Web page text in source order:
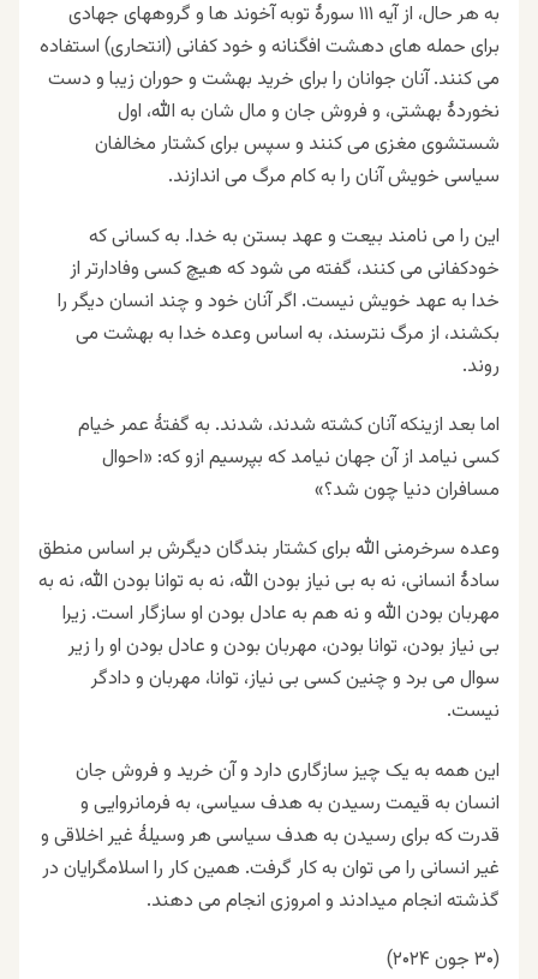
به هر حال، از آیه ۱۱۱ سورۀ توبه آخوند ها و گروههای جهادی
برای حمله های دهشت افگنانه و خود کفانی (انتحاری) استفاده
می کنند. آنان جوانان را برای خرید بهشت و حوران زیبا و دست
نخوردۀ بهشتی، و فروش جان و مال شان به الله، اول
شستشوی مغزی می کنند و سپس برای کشتار مخالفان
سیاسی خویش آنان را به کام مرگ می اندازند.
این را می نامند بیعت و عهد بستن به خدا. به کسانی که
خودکفانی می کنند، گفته می شود که هیچ کسی وفادارتر از
خدا به عهد خویش نیست. اگر آنان خود و چند انسان دیگر را
بکشند، از مرگ نترسند، به اساس وعده خدا به بهشت می
روند.
اما بعد ازینکه آنان کشته شدند، شدند. به گفتۀ عمر خیام
کسی نیامد از آن جهان نیامد که بپرسیم ازو که: «احوال
مسافران دنیا چون شد؟»
وعده سرخرمنی الله برای کشتار بندگان دیگرش بر اساس منطق
سادۀ انسانی، نه به بی نیاز بودن الله، نه به توانا بودن الله، نه به
مهربان بودن الله و نه هم به عادل بودن او سازگار است. زیرا
بی نیاز بودن، توانا بودن، مهربان بودن و عادل بودن او را زیر
سوال می برد و چنین کسی بی نیاز، توانا، مهربان و دادگر
نیست.
این همه به یک چیز سازگاری دارد و آن خرید و فروش جان
انسان به قیمت رسیدن به هدف سیاسی، به فرمانروایی و
قدرت که برای رسیدن به هدف سیاسی هر وسیلۀ غیر اخلاقی و
غیر انسانی را می توان به کار گرفت. همین کار را اسلامگرایان در
گذشته انجام میدادند و امروزی انجام می دهند.
(۳۰ جون ۲۰۲۴)